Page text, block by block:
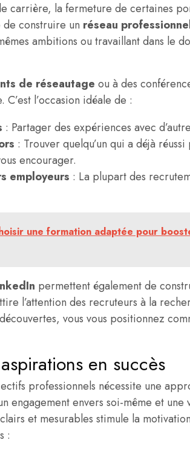
carrière, la fermeture de certaines
construire un réseau
ambitions ou travaillant dans le
de réseautage ou à des
l’occasion idéale de :
: Partager des expériences avec
: Trouver quelqu’un qui a déjà
encourager.
employeurs : La plupart des
une formation adaptée pour
permettent également de
l’attention des recruteurs à la
vous vous positionnez
en succès
professionnels nécessite une
engagement envers soi-même et une
et mesurables stimule la
: